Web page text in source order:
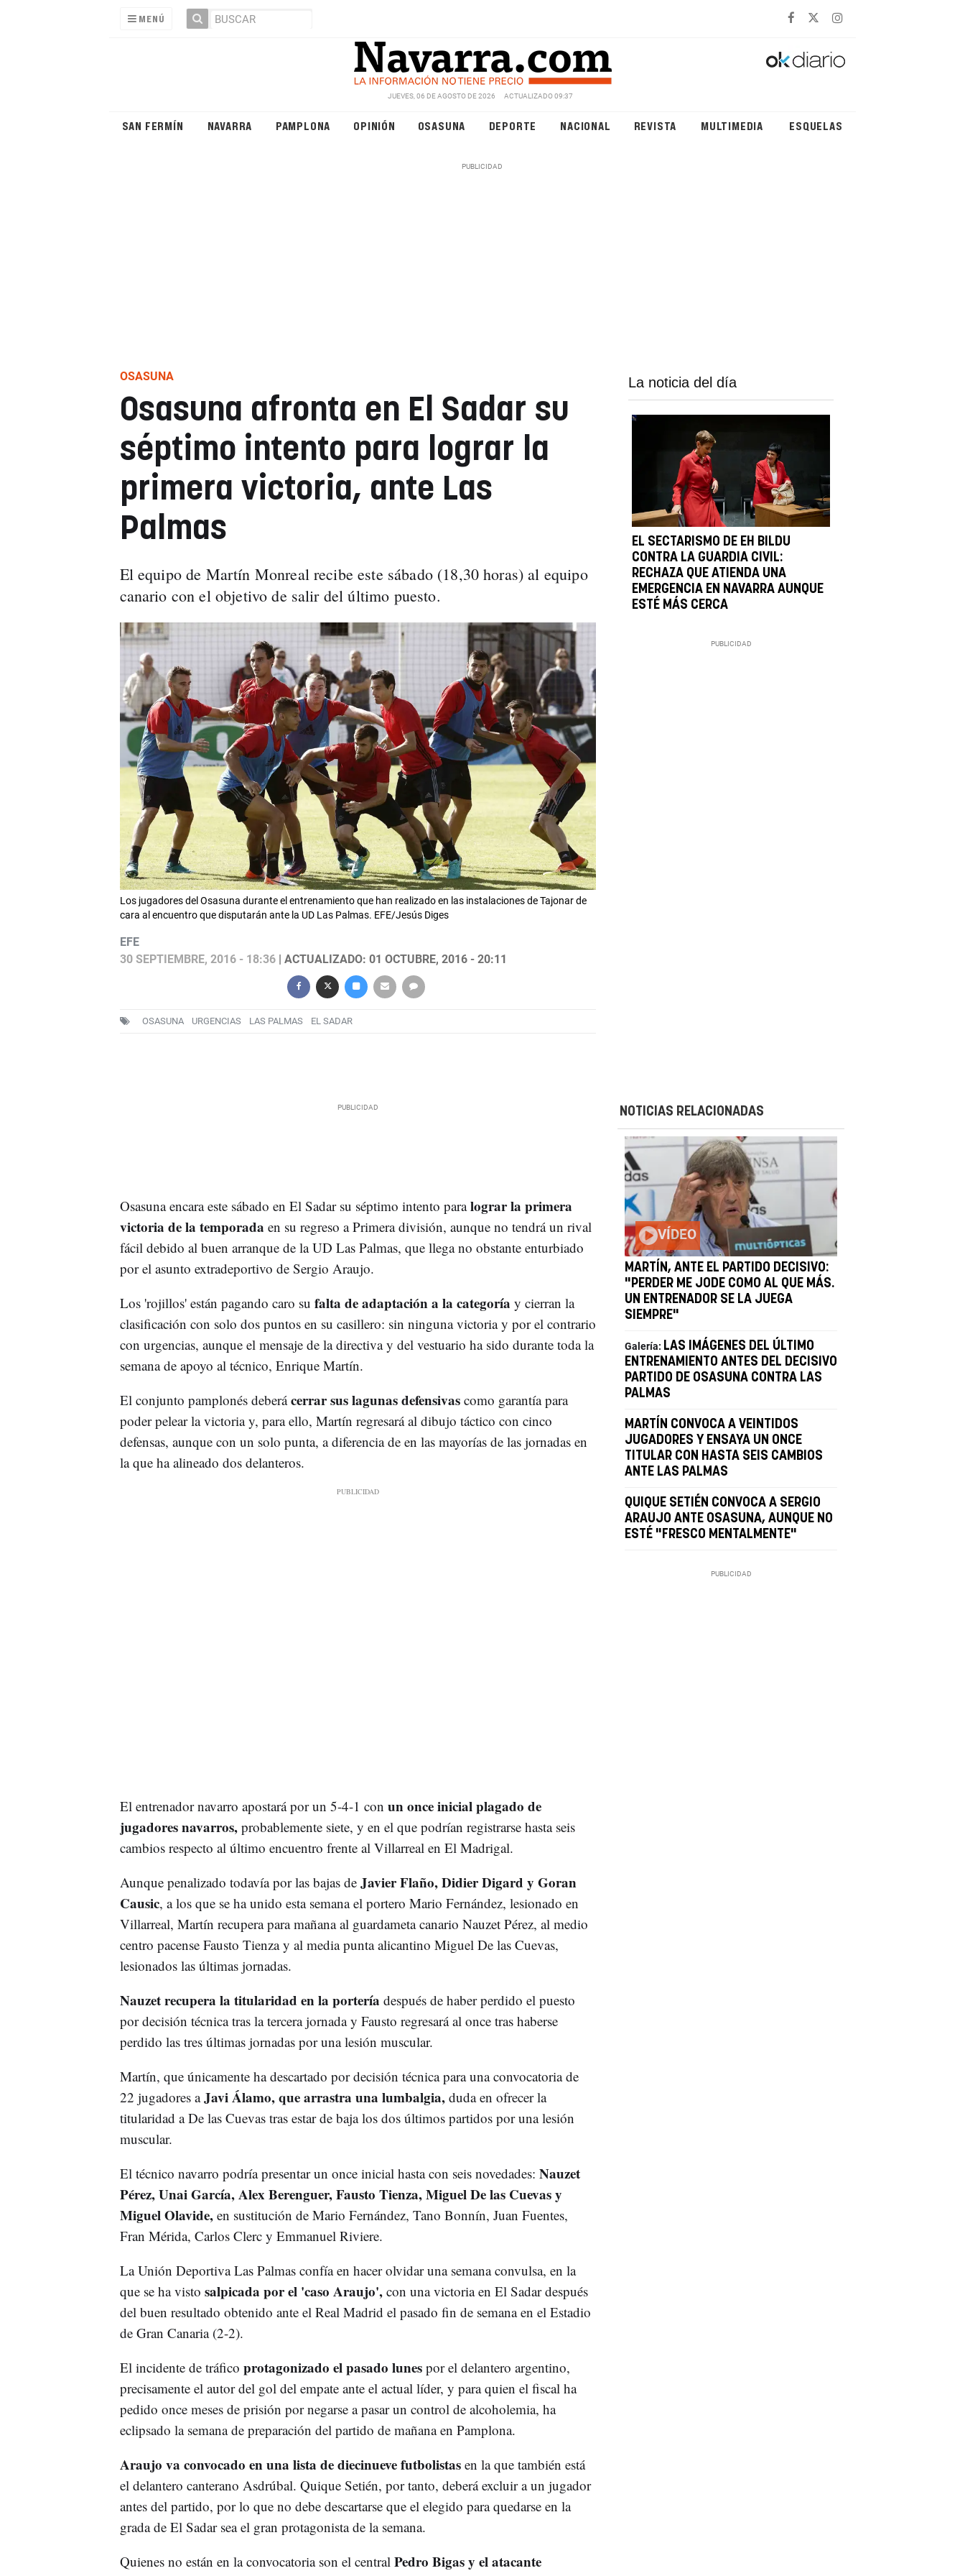
MENÚ
JUEVES, 06 DE AGOSTO DE 2026 ACTUALIZADO 09:37
SAN FERMÍN NAVARRA PAMPLONA OPINIÓN OSASUNA DEPORTE NACIONAL REVISTA MULTIMEDIA ESQUELAS
OSASUNA
Osasuna afronta en El Sadar su
séptimo intento para lograr la
primera victoria, ante Las
Palmas
El equipo de Martín Monreal recibe este sábado (18,30 horas) al equipo
canario con el objetivo de salir del último puesto.
Los jugadores del Osasuna durante el entrenamiento que han realizado en las instalaciones de Tajonar de
cara al encuentro que disputarán ante la UD Las Palmas. EFE/Jesús Diges
EFE
30 SEPTIEMBRE, 2016 - 18:36| ACTUALIZADO: 01 OCTUBRE, 2016 - 20:11
OSASUNA URGENCIAS LAS PALMAS EL SADAR
La noticia del día
EL SECTARISMO DE EH BILDU
CONTRA LA GUARDIA CIVIL:
RECHAZA QUE ATIENDA UNA
EMERGENCIA EN NAVARRA AUNQUE
ESTÉ MÁS CERCA
Osasuna encara este sábado en El Sadar su séptimo intento paralograr la primera
victoria de la temporada en su regreso a Primera división, aunque no tendrá un rival
fácil debido al buen arranque de la UD Las Palmas, que llega no obstante enturbiado
por el asunto extradeportivo de Sergio Araujo.
Los 'rojillos' están pagando caro su falta de adaptación a la categoría y cierran la
clasificación con solo dos puntos en su casillero: sin ninguna victoria y por el contrario
con urgencias, aunque el mensaje de la directiva y del vestuario ha sido durante toda la
semana de apoyo al técnico, Enrique Martín.
El conjunto pamplonés deberácerrar sus lagunas defensivas como garantía para
poder pelear la victoria y, para ello, Martín regresará al dibujo táctico con cinco
defensas, aunque con un solo punta, a diferencia de en las mayorías de las jornadas en
la que ha alineado dos delanteros.
El entrenador navarro apostará por un 5-4-1 con un once inicial plagado de
jugadores navarros,probablemente siete, y en el que podrían registrarse hasta seis
cambios respecto al último encuentro frente al Villarreal en El Madrigal.
Aunque penalizado todavía por las bajas deJavier Flaño, Didier Digard y Goran
Causic, a los que se ha unido esta semana el portero Mario Fernández, lesionado en
Villarreal, Martín recupera para mañana al guardameta canario Nauzet Pérez, al medio
centro pacense Fausto Tienza y al media punta alicantino Miguel De las Cuevas,
lesionados las últimas jornadas.
Nauzet recupera la titularidad en la portería después de haber perdido el puesto
por decisión técnica tras la tercera jornada y Fausto regresará al once tras haberse
perdido las tres últimas jornadas por una lesión muscular.
Martín, que únicamente ha descartado por decisión técnica para una convocatoria de
22 jugadores aJavi Álamo, que arrastra una lumbalgia,duda en ofrecer la
titularidad a De las Cuevas tras estar de baja los dos últimos partidos por una lesión
muscular.
El técnico navarro podría presentar un once inicial hasta con seis novedades: Nauzet
Pérez, Unai García, Alex Berenguer, Fausto Tienza, Miguel De las Cuevas y
Miguel Olavide,en sustitución de Mario Fernández, Tano Bonnín, Juan Fuentes,
Fran Mérida, Carlos Clerc y Emmanuel Riviere.
La Unión Deportiva Las Palmas confía en hacer olvidar una semana convulsa, en la
que se ha visto salpicada por el 'caso Araujo',con una victoria en El Sadar después
del buen resultado obtenido ante el Real Madrid el pasado fin de semana en el Estadio
de Gran Canaria (2-2).
El incidente de tráfico protagonizado el pasado lunespor el delantero argentino,
precisamente el autor del gol del empate ante el actual líder, y para quien el fiscal ha
pedido once meses de prisión por negarse a pasar un control de alcoholemia, ha
eclipsado la semana de preparación del partido de mañana en Pamplona.
Araujo va convocado en una lista de diecinueve futbolistas en la que también está
el delantero canterano Asdrúbal. Quique Setién, por tanto, deberá excluir a un jugador
antes del partido, por lo que no debe descartarse que el elegido para quedarse en la
grada de El Sadar sea el gran protagonista de la semana.
Quienes no están en la convocatoria son el central Pedro Bigas y el atacante
NOTICIAS RELACIONADAS
VÍDEO
MARTÍN, ANTE EL PARTIDO DECISIVO:
"PERDER ME JODE COMO AL QUE MÁS.
UN ENTRENADOR SE LA JUEGA
SIEMPRE"
Galería: LAS IMÁGENES DEL ÚLTIMO
ENTRENAMIENTO ANTES DEL DECISIVO
PARTIDO DE OSASUNA CONTRA LAS
PALMAS
MARTÍN CONVOCA A VEINTIDOS
JUGADORES Y ENSAYA UN ONCE
TITULAR CON HASTA SEIS CAMBIOS
ANTE LAS PALMAS
QUIQUE SETIÉN CONVOCA A SERGIO
ARAUJO ANTE OSASUNA, AUNQUE NO
ESTÉ "FRESCO MENTALMENTE"